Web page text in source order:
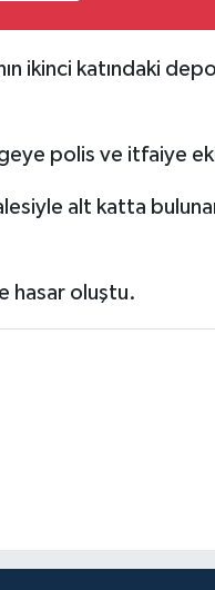
ikinci katındaki
polis ve itfaiye
alt katta
hasar oluştu.